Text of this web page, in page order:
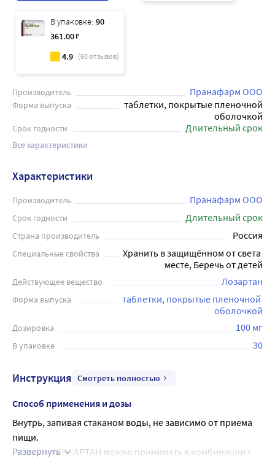
В упаковке: 90
361.00₽
4.9 (60отзывов)
Производитель Пранафарм ООО
Форма выпуска
таблетки, покрытые пленочной
оболочкой
Срок годности Длительный срок
Все характеристики
Характеристики
Производитель Пранафарм ООО
Срок годности Длительный срок
Страна производитель Россия
Специальные свойства
Хранить в защищённом от света
месте, Беречь от детей
Действующее вещество Лозартан
Форма выпуска
таблетки, покрытые пленочной
оболочкой
Дозировка 100 мг
В упаковке 30
Инструкция Смотреть полностью
Способ применения и дозы
Внутрь, запивая стаканом воды, не зависимо от приема
пищи.
Препарат ЛОЗАРТАН можно принимать в комбинации с
Развернуть